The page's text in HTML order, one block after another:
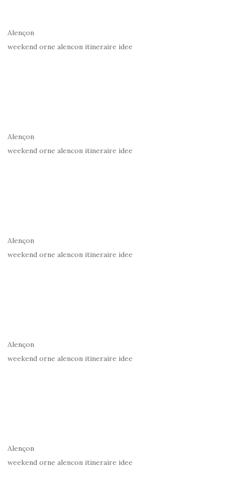
Alençon
weekend orne alencon itineraire idee
Alençon
weekend orne alencon itineraire idee
Alençon
weekend orne alencon itineraire idee
Alençon
weekend orne alencon itineraire idee
Alençon
weekend orne alencon itineraire idee